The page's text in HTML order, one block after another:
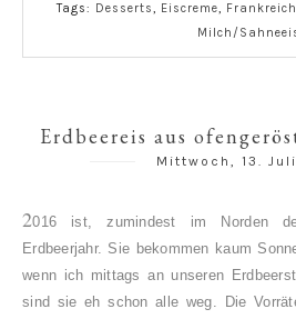
Tags: Desserts, Eiscreme, Frankreich
Milch/
Erdbeereis aus
Mittwoch, 13.
2016 ist, zumindest im Norden
Erdbeerjahr. Sie bekommen kaum
wenn ich mittags an unseren
sind sie eh schon alle weg. Die